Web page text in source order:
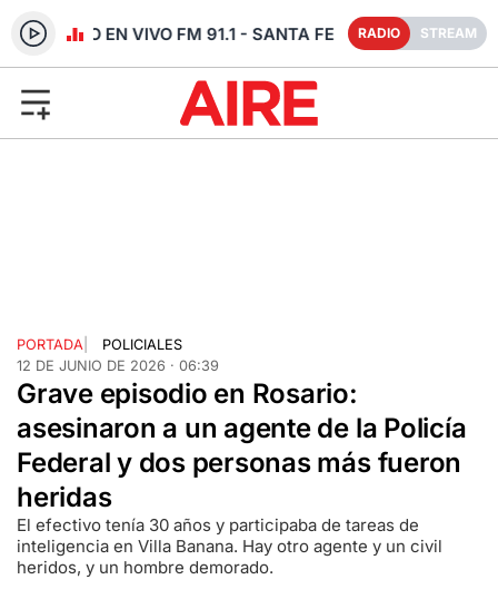
RADIO EN VIVO FM 91.1 - SANTA FE RADIO STREAM
PORTADA
POLICIALES
12 DE JUNIO DE 2026 · 06:39
Grave episodio en Rosario:
asesinaron a un agente de la Policía
Federal y dos personas más fueron
heridas
El efectivo tenía 30 años y participaba de tareas de
inteligencia en Villa Banana. Hay otro agente y un civil
heridos, y un hombre demorado.